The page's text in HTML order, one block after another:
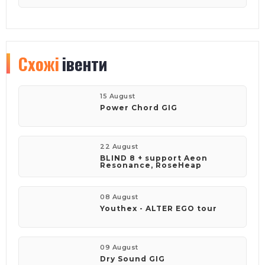
Схожіівенти
15 August
Power Chord GIG
22 August
BLIND 8 + support Aeon
Resonance, RoseHeap
08 August
Youthex - ALTER EGO tour
09 August
Dry Sound GIG